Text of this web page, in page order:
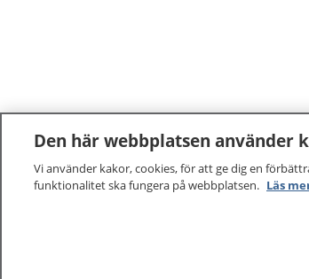
Den här webbplatsen använder
Vi använder kakor, cookies, för att ge dig en
funktionalitet ska fungera på webbplatsen. Läs